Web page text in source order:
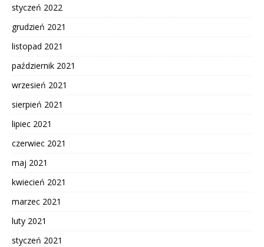
styczeń 2022
grudzień 2021
listopad 2021
październik 2021
wrzesień 2021
sierpień 2021
lipiec 2021
czerwiec 2021
maj 2021
kwiecień 2021
marzec 2021
luty 2021
styczeń 2021